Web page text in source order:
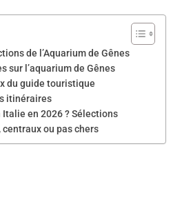
de l’Aquarium de Gênes
sur l’aquarium de Gênes
du guide touristique
itinéraires
Italie en 2026 ? Sélections
ou pas chers